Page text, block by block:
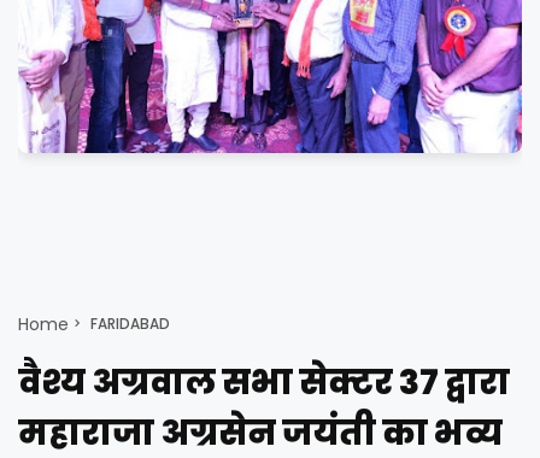
Home FARIDABAD
वैश्य अग्रवाल सभा सेक्टर 37 द्वारा
महाराजा अग्रसेन जयंती का भव्य